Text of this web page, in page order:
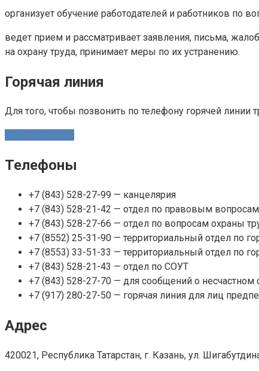
организует обучение работодателей и работников по
ведет прием и рассматривает заявления, письма,
на охрану труда, принимает меры по их устранению.
Горячая линия
Для того, чтобы позвонить по телефону горячей
(843) 528-20-23
Телефоны
+7 (843) 528-27-99 — канцелярия
+7 (843) 528-21-42 — отдел по правовым вопросам
+7 (843) 528-27-66 — отдел по вопросам охраны
+7 (8552) 25-31-90 — территориальный отдел по
+7 (8553) 33-51-33 — территориальный отдел по
+7 (843) 528-21-43 — отдел по СОУТ
+7 (843) 528-27-70 — для сообщений о несчастном
+7 (917) 280-27-50 — горячая линия для лиц
Адрес
420021, Республика Татарстан, г. Казань, ул.